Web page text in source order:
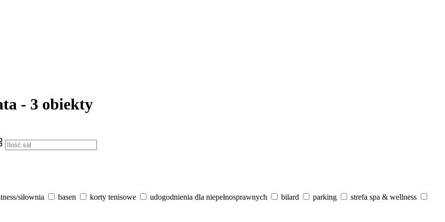
- 3 obiekty
siłownia basen korty tenisowe udogodnienia dla niepełnosprawnych bilard parking strefa spa & wellness